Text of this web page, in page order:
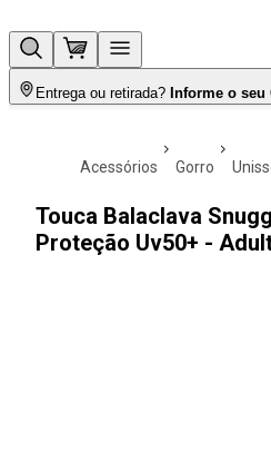
Entrega ou retirada? Informe o seu
acessórios gorro
Touca Balaclava
Proteção Uv50+ -